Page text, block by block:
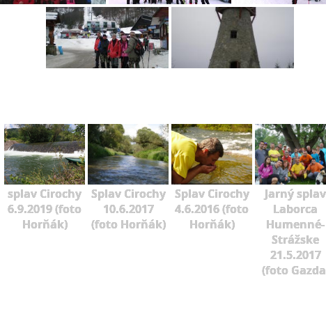
splav Cirochy
6.9.2019 (foto
Horňák)
Splav Cirochy
10.6.2017
(foto Horňák)
Splav Cirochy
4.6.2016 (foto
Horňák)
Jarný splav
Laborca
Humenné-
Strážske
21.5.2017
(foto